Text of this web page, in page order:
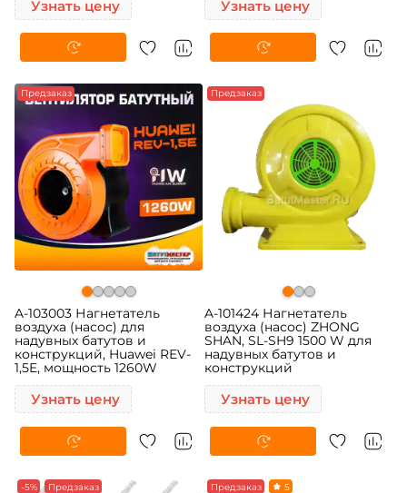
Узнать цену Узнать цену
Предзаказ
A-103003 Нагнетатель
воздуха (насос) для
надувных батутов и
конструкций, Huawei REV-
1,5E, мощность 1260W
Узнать цену
Предзаказ
A-101424 Нагнетатель
воздуха (насос) ZHONG
SHAN, SL-SH9 1500 W для
надувных батутов и
конструкций
Узнать цену
-5% Предзаказ -5% Предзаказ